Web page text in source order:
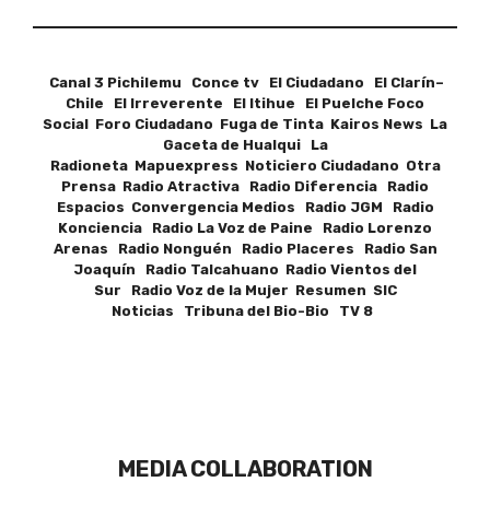
Canal 3 Pichilemu Conce tv El Ciudadano El Clarín–
Chile El Irreverente El Itihue El Puelche Foco
Social Foro Ciudadano Fuga de Tinta Kairos News La
Gaceta de Hualqui La
Radioneta Mapuexpress Noticiero Ciudadano Otra
Prensa Radio Atractiva Radio Diferencia Radio
Espacios Convergencia Medios Radio JGM Radio
Konciencia Radio La Voz de Paine Radio Lorenzo
Arenas Radio Nonguén Radio Placeres Radio San
Joaquín Radio Talcahuano Radio Vientos del
Sur Radio Voz de la Mujer Resumen SIC
Noticias Tribuna del Bio-Bio TV 8
MEDIA COLLABORATION